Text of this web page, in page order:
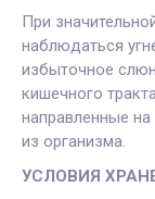
При
наблюдаться
избыточное
кишечного
направленные
из организма.
УСЛОВИЯ